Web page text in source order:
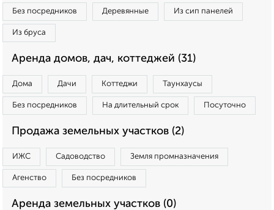
Без посредников Деревянные Из сип панелей
Из бруса
Аренда домов, дач, коттеджей (31)
Дома Дачи Коттеджи Таунхаусы
Без посредников На длительный срок Посуточно
Продажа земельных участков (2)
ИЖС Садоводство Земля промназначения
Агенство Без посредников
Аренда земельных участков (0)